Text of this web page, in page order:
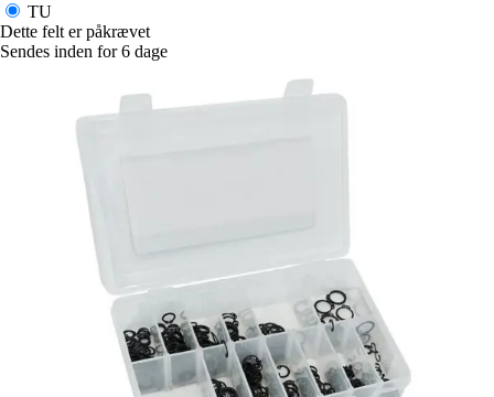
TU
Dette felt er påkrævet
Sendes inden for 6 dage